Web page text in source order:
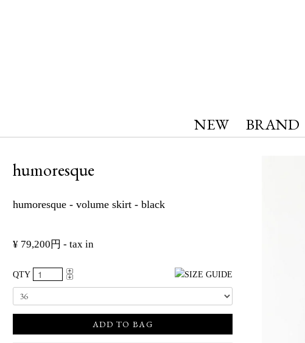
NEW BRAND
humoresque
humoresque - volume skirt - black
¥ 79,200円 - tax in
QTY